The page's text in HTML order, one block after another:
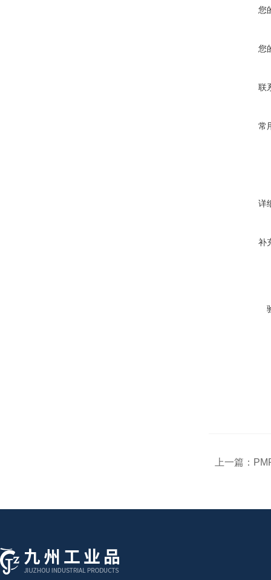
您
您
联
常
详
补
上一篇：